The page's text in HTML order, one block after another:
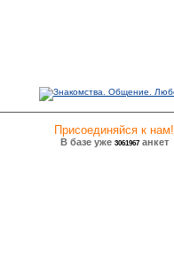
Присоединяйся к нам!
В базе уже 3061967анкет